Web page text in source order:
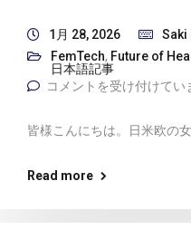
1月 28, 2026
Saki
FemTech, Future of
日本語記事
コメントを受け付けてい
皆様こんにちは。日米欧の
Read more